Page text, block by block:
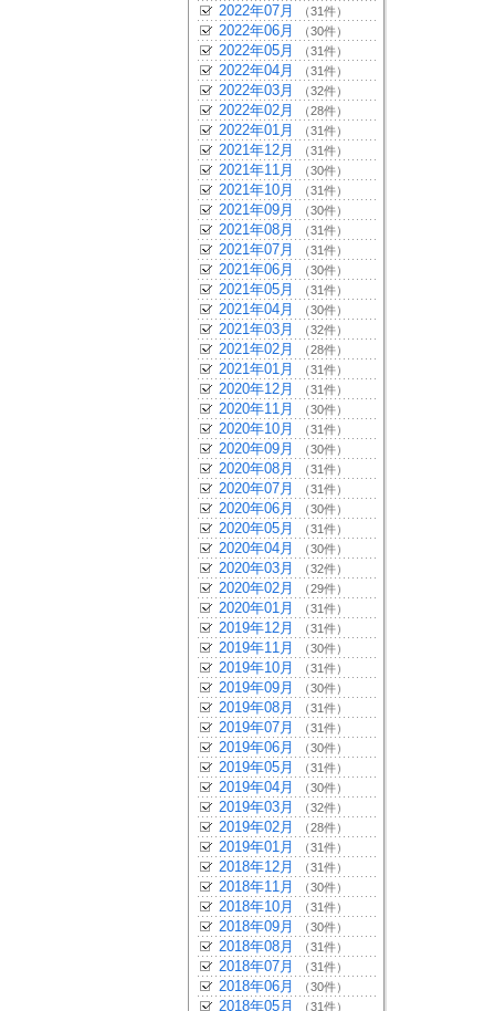
2022年07月 （31件）
2022年06月 （30件）
2022年05月 （31件）
2022年04月 （31件）
2022年03月 （32件）
2022年02月 （28件）
2022年01月 （31件）
2021年12月 （31件）
2021年11月 （30件）
2021年10月 （31件）
2021年09月 （30件）
2021年08月 （31件）
2021年07月 （31件）
2021年06月 （30件）
2021年05月 （31件）
2021年04月 （30件）
2021年03月 （32件）
2021年02月 （28件）
2021年01月 （31件）
2020年12月 （31件）
2020年11月 （30件）
2020年10月 （31件）
2020年09月 （30件）
2020年08月 （31件）
2020年07月 （31件）
2020年06月 （30件）
2020年05月 （31件）
2020年04月 （30件）
2020年03月 （32件）
2020年02月 （29件）
2020年01月 （31件）
2019年12月 （31件）
2019年11月 （30件）
2019年10月 （31件）
2019年09月 （30件）
2019年08月 （31件）
2019年07月 （31件）
2019年06月 （30件）
2019年05月 （31件）
2019年04月 （30件）
2019年03月 （32件）
2019年02月 （28件）
2019年01月 （31件）
2018年12月 （31件）
2018年11月 （30件）
2018年10月 （31件）
2018年09月 （30件）
2018年08月 （31件）
2018年07月 （31件）
2018年06月 （30件）
2018年05月 （31件）